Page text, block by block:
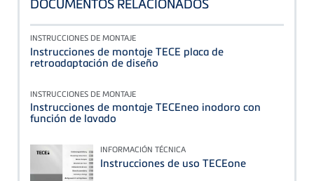
DOCUMENTOS RELACIONADOS
INSTRUCCIONES DE MONTAJE
Instrucciones de montaje TECE placa de
retroadaptación de diseño
INSTRUCCIONES DE MONTAJE
Instrucciones de montaje TECEneo inodoro con
función de lavado
INFORMACIÓN TÉCNICA
Instrucciones de uso TECEone